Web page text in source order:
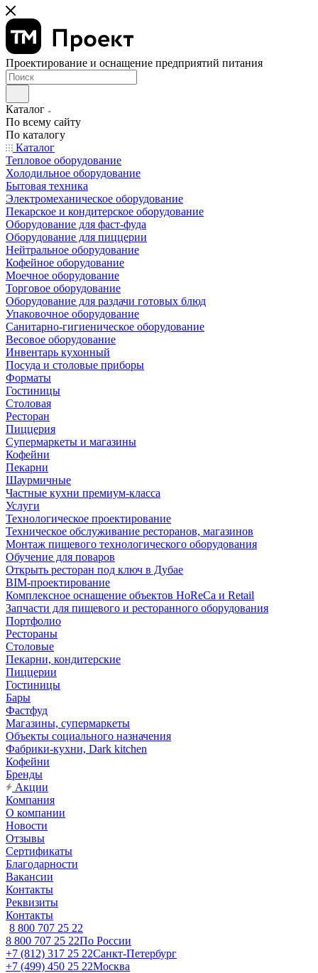
Проектирование и оснащение предприятий питания
Каталог
По всему сайту
По каталогу
Каталог
Тепловое оборудование
Холодильное оборудование
Бытовая техника
Электромеханическое оборудование
Пекарское и кондитерское оборудование
Оборудование для фаст-фуда
Оборудование для пиццерии
Нейтральное оборудование
Кофейное оборудование
Моечное оборудование
Торговое оборудование
Оборудование для раздачи готовых блюд
Упаковочное оборудование
Санитарно-гигиеническое оборудование
Весовое оборудование
Инвентарь кухонный
Посуда и столовые приборы
Форматы
Гостиницы
Столовая
Ресторан
Пиццерия
Супермаркеты и магазины
Кофейни
Пекарни
Шаурмичные
Частные кухни премиум-класса
Услуги
Технологическое проектирование
Техническое обслуживание ресторанов, магазинов
Монтаж пищевого технологического оборудования
Обучение для поваров
Открыть ресторан под ключ в Дубае
BIM-проектирование
Комплексное оснащение объектов HoReCa и Retail
Запчасти для пищевого и ресторанного оборудования
Портфолио
Рестораны
Столовые
Пекарни, кондитерские
Пиццерии
Гостиницы
Бары
Фастфуд
Магазины, супермаркеты
Объекты социального назначения
Фабрики-кухни, Dark kitchen
Кофейни
Бренды
Акции
Компания
О компании
Новости
Отзывы
Сертификаты
Благодарности
Вакансии
Контакты
Реквизиты
Контакты
8 800 707 25 22
8 800 707 25 22По России
+7 (812) 317 25 22Санкт-Петербург
+7 (499) 450 25 22Москва